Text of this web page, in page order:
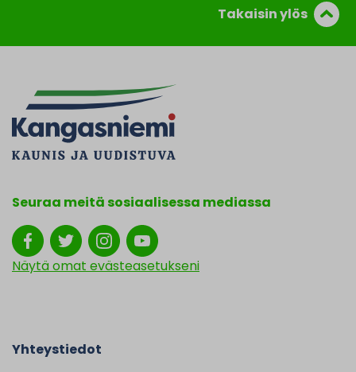
Takaisin ylös
Seuraa meitä sosiaalisessa mediassa
Näytä omat evästeasetukseni
Yhteystiedot